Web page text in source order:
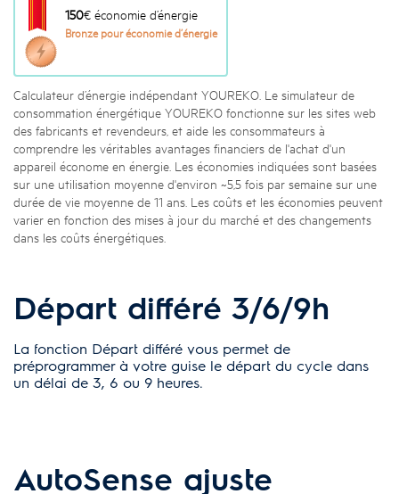
150€ économie d’énergie
Bronze pour économie d’énergie
Calculateur d’énergie indépendant YOUREKO. Le simulateur de
consommation énergétique YOUREKO fonctionne sur les sites web
des fabricants et revendeurs, et aide les consommateurs à
comprendre les véritables avantages financiers de l'achat d'un
appareil économe en énergie. Les économies indiquées sont basées
sur une utilisation moyenne d'environ ~5,5 fois par semaine sur une
durée de vie moyenne de 11 ans. Les coûts et les économies peuvent
varier en fonction des mises à jour du marché et des changements
dans les coûts énergétiques.
Départ différé 3/6/9h
La fonction Départ différé vous permet de
préprogrammer à votre guise le départ du cycle dans
un délai de 3, 6 ou 9 heures.
AutoSense ajuste